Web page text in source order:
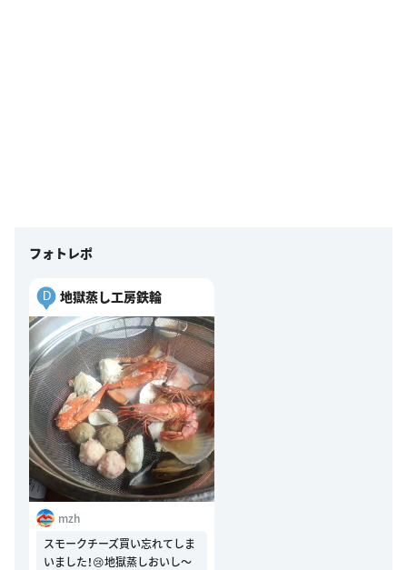
フォトレポ
D 地獄蒸し工房鉄輪
mzh
スモークチーズ買い忘れてしま
いました！😢地獄蒸しおいし〜